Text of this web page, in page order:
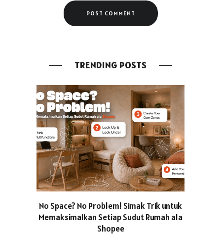
TRENDING POSTS
No Space? No Problem! Simak Trik untuk
Memaksimalkan Setiap Sudut Rumah ala
Shopee